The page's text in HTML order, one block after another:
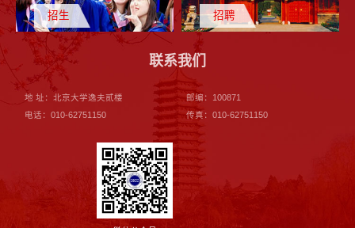
招生 招聘
联系我们
地 址：北京大学逸夫贰楼
邮编：100871
电话：010-62751150
传真：010-62751150